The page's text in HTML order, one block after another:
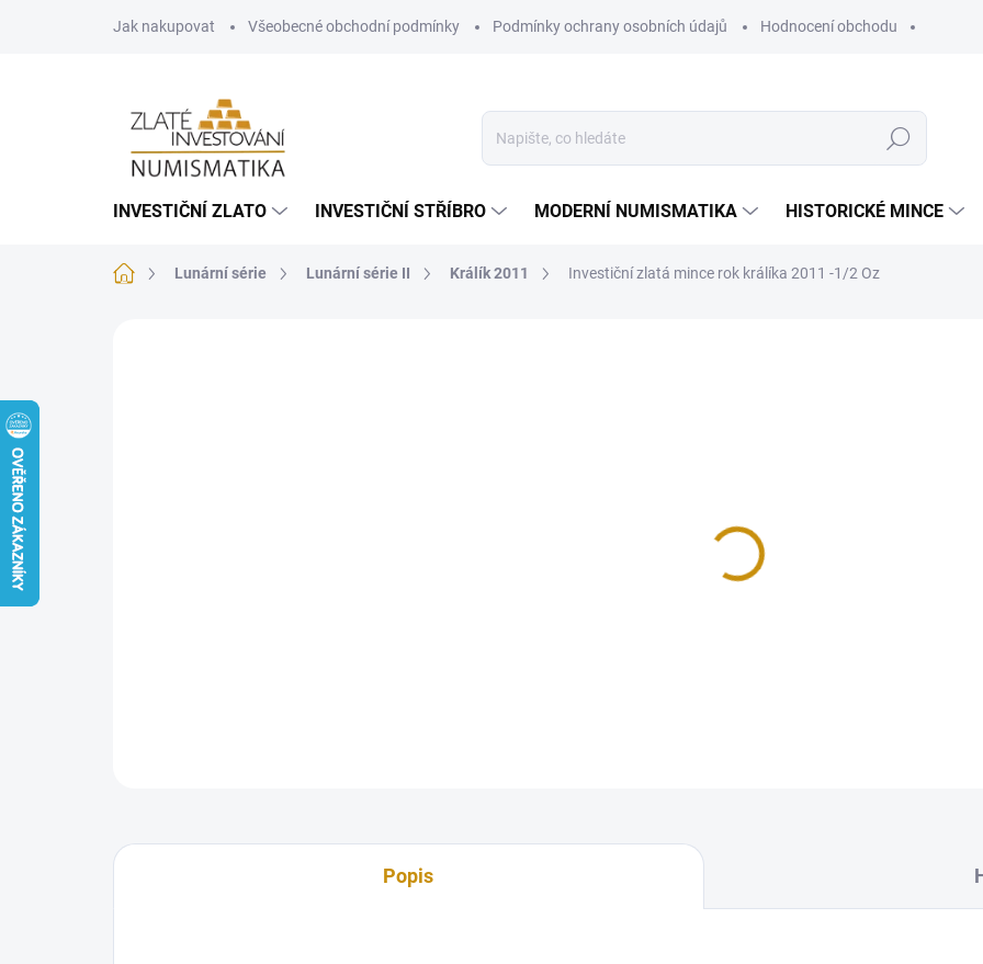
Jak nakupovat Všeobecné obchodní podmínky Podmínky ochrany osobních údajů Hodnocení obchodu
Hledat
INVESTIČNÍ ZLATO INVESTIČNÍ STŘÍBRO MODERNÍ NUMISMATIKA HISTORICKÉ MINCE
Domů Lunární série Lunární série II Králík 2011 Investiční zlatá mince rok králíka 2011 -1/2 Oz
Popis